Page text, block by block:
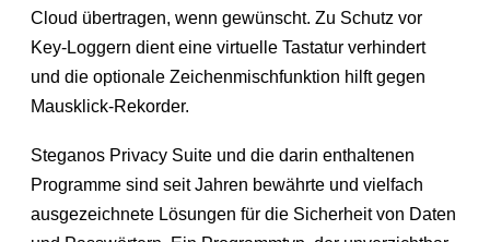
Cloud übertragen, wenn gewünscht. Zu Schutz vor
Key-Loggern dient eine virtuelle Tastatur verhindert
und die optionale Zeichenmischfunktion hilft gegen
Mausklick-Rekorder.
Steganos Privacy Suite und die darin enthaltenen
Programme sind seit Jahren bewährte und vielfach
ausgezeichnete Lösungen für die Sicherheit von Daten